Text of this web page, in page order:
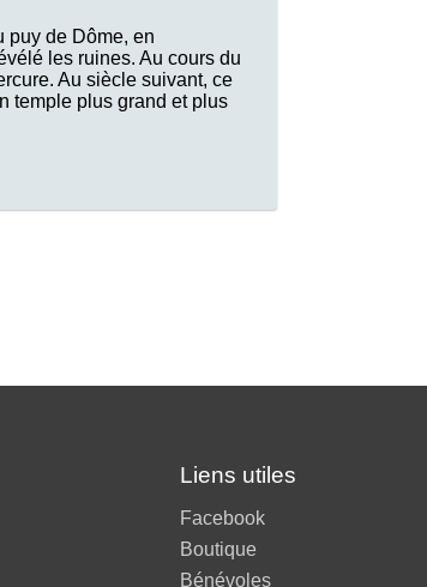
puy de Dôme, en
les ruines. Au cours du
Au siècle suivant, ce
temple plus grand et plus
Liens utiles
Facebook
Boutique
Bénévoles